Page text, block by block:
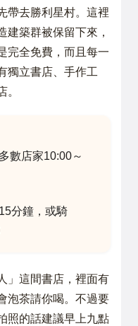
帶去勝利星村。這裡
建築群被保留下來，
完全免費，而且每一
獨立書店、手作工
。
數店家10:00～
分鐘，或騎
」這間書店，裡面有
泡茶請你喝。不過要
照的話建議早上九點